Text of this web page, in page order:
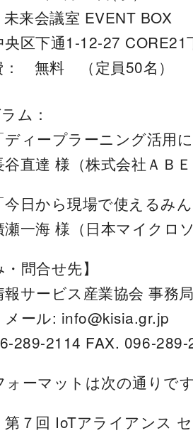
来会議室 EVENT BOX
央区下通1-12-27
： 無料 （定員50名）
ム：
ディープラーニング活用
谷直達 様（株式会社ＡＢ
今日から現場で使えるみ
瀬一海 様（日本マイクロ
・問合せ先】
報サービス産業協会 事務
メール: info@kisia.gr.jp
289-2114 FAX. 096-289-
ォーマットは次の通りで
７回 IoTアライアンス